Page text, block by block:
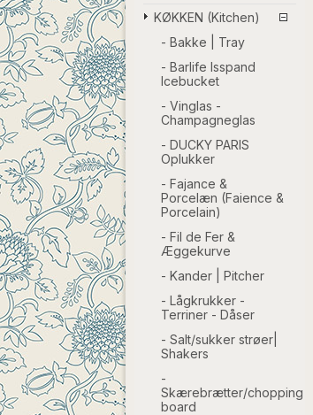
KØKKEN (Kitchen)
- Bakke | Tray
- Barlife Isspand
Icebucket
- Vinglas -
Champagneglas
- DUCKY PARIS
Oplukker
- Fajance &
Porcelæn (Faience &
Porcelain)
- Fil de Fer &
Æggekurve
- Kander | Pitcher
- Lågkrukker -
Terriner - Dåser
- Salt/sukker strøer|
Shakers
-
Skærebrætter/chopping
board